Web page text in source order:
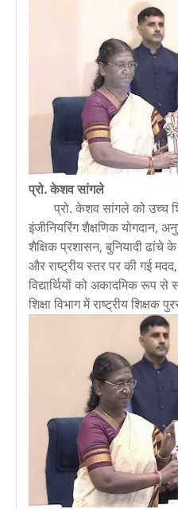
प्रो. केशव सांगले
प्रो. केशव सांगले को उच्च
इंजीनियरिंग शैक्षणिक योगदान,
शैक्षिक प्रशासन, बुनियादी ढांचे
और राष्ट्रीय स्तर पर की गई
विद्यार्थियों को अकादमिक रूप
शिक्षा विभाग में राष्ट्रीय शिक्षक